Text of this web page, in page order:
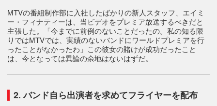
MTVの番組制作部に入社したばかりの新人スタッフ、エイミ
ー・フィナティーは、当ビデオをプレミア放送するべきだと
主張した。「今までに前例のないことだったの。私の知る限
りではMTVでは、実績のないバンドにワールドプレミアを行
ったことがなかったわ」この彼女の賭けが成功だったこと
は、今となっては異論の余地はないはずだ。
2. バンド自ら出演者を求めてフライヤーを配布